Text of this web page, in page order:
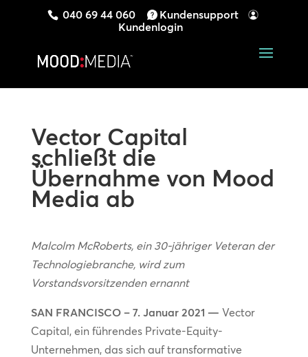
040 69 44 060
Kundensupport
Kundenlogin
Vector Capital
schließt die
Übernahme von Mood
Media ab
Malcolm McRoberts, ein 30-jähriger Veteran der
Technologiebranche, wird zum
Vorstandsvorsitzenden ernannt
SAN FRANCISCO – 7. Januar 2021 — Vector
Capital, ein führendes Private-Equity-
Unternehmen, das sich auf transformative